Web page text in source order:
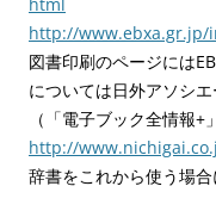
http://www.ebxa.gr.jp/
図書印刷のページには
については日外アソシ
（「電子ブック全情報+」
http://
辞書をこれから使う場合